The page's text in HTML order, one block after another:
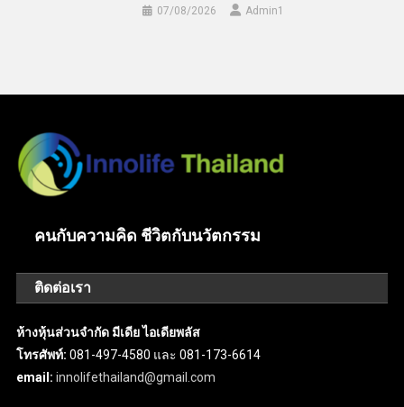
07/08/2026 Admin​1
คนกับความคิด ชีวิตกับนวัตกรรม
ติดต่อเรา
ห้างหุ้นส่วนจำกัด มีเดีย ไอเดียพลัส
โทรศัพท์: 081-497-4580 และ 081-173-6614
email: innolifethailand@gmail.com